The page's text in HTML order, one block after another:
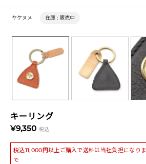
キーリング
¥9,350 税込
税込11,000円以上ご購入で送料は当社負担になり
で
ヤケヌメ 在庫 : 販売中